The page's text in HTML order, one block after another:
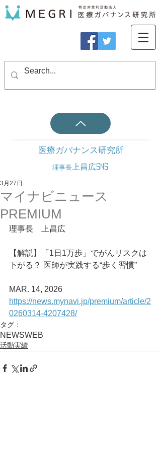
医療ガバナンス研究所
理事長 上昌広SNS
マイナビニュース
PREMIUM
3月27日
理事長　上昌広
【解説】「1日1万歩」でがんリスクは
下がる？ 医師が実践する“歩く習慣”
MAR. 14, 2026
https://news.mynavi.jp/premium/article/2
0260314-4207428/
タグ：
NEWSWEB
活動実績